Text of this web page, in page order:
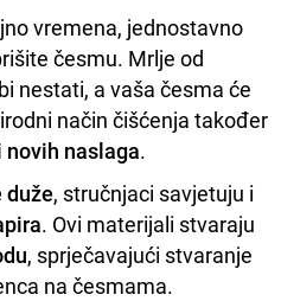
vremena, jednostavno
česmu. Mrlje od
nestati, a vaša česma će
način čišćenja također
naslaga.
, stručnjaci savjetuju i
. Ovi materijali stvaraju
, sprječavajući stvaranje
na česmama.